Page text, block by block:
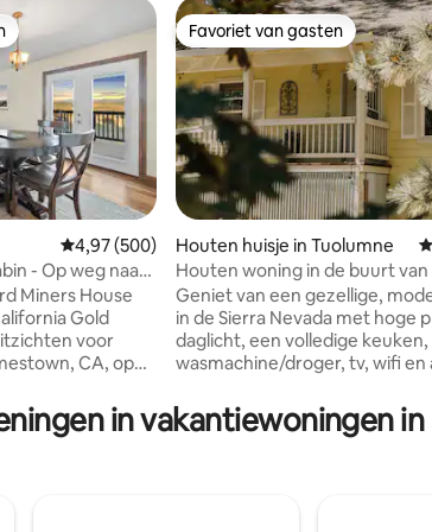
5, 325 recensies
Gemiddelde beoordeling van 4,97 uit 5, 500
4,97 (500)
- Op weg naar
Miners House
Gold
voor
CA, op
Flat. Een van de
14.25 uur land.
Favoriet van gasten
Favoriet van gasten
Houten huisje in Tuolumne
Houten woning in de buurt
| Workation + wifi | Nieuwe
Geniet van een gezellige,
in de Sierra Nevada met hoge
daglicht, een volledige keuken,
wasmachine/droger, tv, wifi en
woonkamer en de
de tweede slaapkamer heeft
in vakantiewoningen